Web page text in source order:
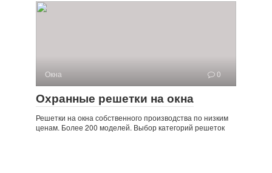
Окна 0
Охранные решетки на окна
Решетки на окна собственного производства по низким
ценам. Более 200 моделей. Выбор категорий решеток